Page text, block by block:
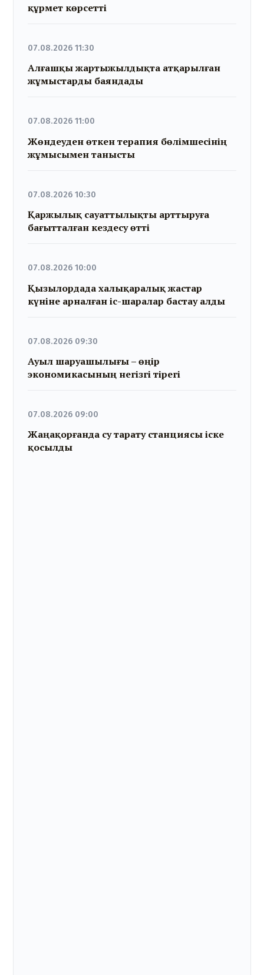
құрмет көрсетті
07.08.2026 11:30
Алғашқы жартыжылдықта атқарылған
жұмыстарды баяндады
07.08.2026 11:00
Жөндеуден өткен терапия бөлімшесінің
жұмысымен танысты
07.08.2026 10:30
Қаржылық сауаттылықты арттыруға
бағытталған кездесу өтті
07.08.2026 10:00
Қызылордада халықаралық жастар
күніне арналған іс-шаралар бастау алды
07.08.2026 09:30
Ауыл шаруашылығы – өңір
экономикасының негізгі тірегі
07.08.2026 09:00
Жаңақорғанда су тарату станциясы іске
қосылды